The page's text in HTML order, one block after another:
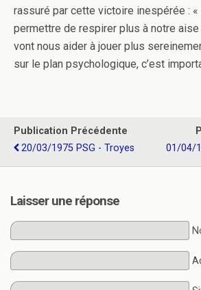
rassuré par cette victoire inespérée :
permettre de respirer plus à notre
vont nous aider à jouer plus
sur le plan psychologique, c’est
Publication Précédente
20/03/1975 PSG - Troyes
01/04/
Laisser une réponse